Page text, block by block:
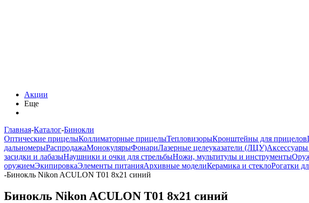
Акции
Еще
Главная-Каталог-Бинокли
Оптические прицелыКоллиматорные прицелыТепловизорыКронштейны для прицелов
дальномерыРаспродажаМонокулярыФонариЛазерные целеуказатели (ЛЦУ)
засидки и лабазыНаушники и очки для стрельбыНожи, мультитулы и инструменты
оружиемЭкипировкаЭлементы питанияАрхивные моделиКерамика и стеклоРогатки
-Бинокль Nikon ACULON T01 8x21 синий
Бинокль Nikon ACULON T01 8x21 синий